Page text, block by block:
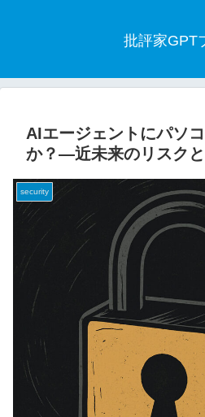
批評家GPT
AIエージェントにパソ
か？―近未来のリスク
security